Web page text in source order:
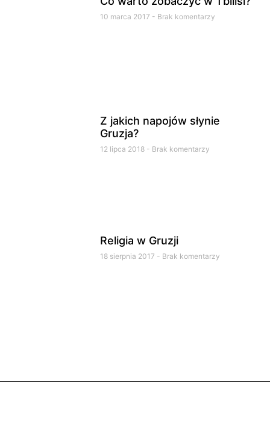
10 marca 2017 Brak komentarzy
Z jakich napojów słynie
Gruzja?
12 lipca 2018 Brak komentarzy
Religia w Gruzji
18 sierpnia 2017 Brak komentarzy